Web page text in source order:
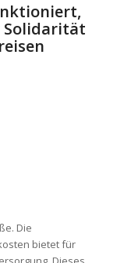
Solidarität
Die
bietet für